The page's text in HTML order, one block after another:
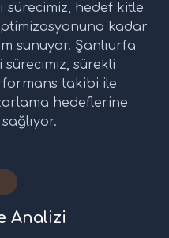
sürecimiz, hedef kitle
kadar
sunuyor. Şanlıurfa
sürecimiz, sürekli
takibi ile
hedeflerine
Analizi